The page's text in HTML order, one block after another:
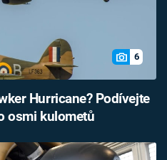
6
Hurricane? Podívejte
osmi kulometů